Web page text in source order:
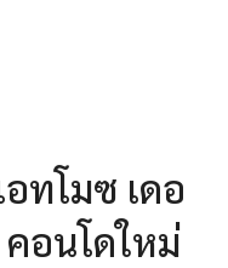
ทโมซ เดอ
อนโดใหม่